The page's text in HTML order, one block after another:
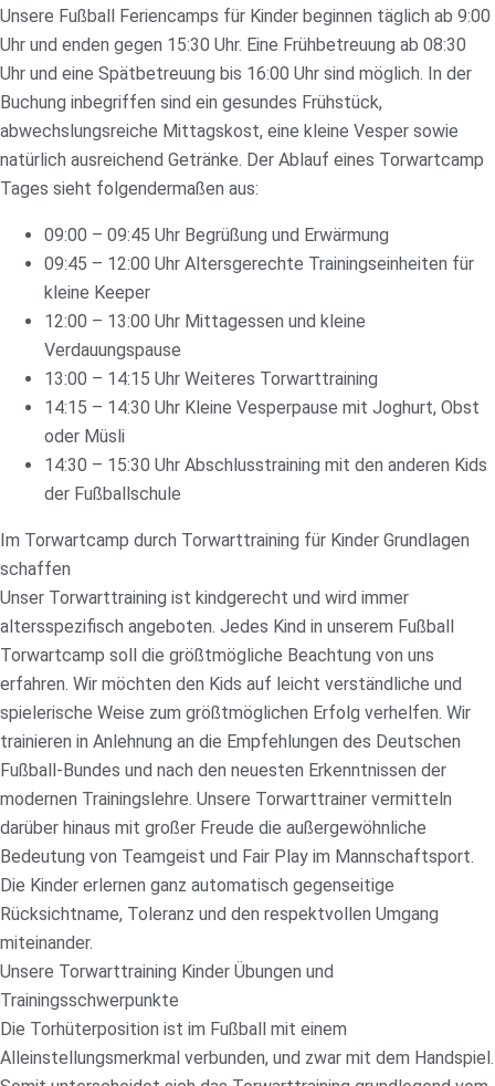
Unsere Fußball Feriencamps für Kinder beginnen täglich ab 9:00
Uhr und enden gegen 15:30 Uhr. Eine Frühbetreuung ab 08:30
Uhr und eine Spätbetreuung bis 16:00 Uhr sind möglich. In der
Buchung inbegriffen sind ein gesundes Frühstück,
abwechslungsreiche Mittagskost, eine kleine Vesper sowie
natürlich ausreichend Getränke. Der Ablauf eines Torwartcamp
Tages sieht folgendermaßen aus:
09:00 – 09:45 Uhr Begrüßung und Erwärmung
09:45 – 12:00 Uhr Altersgerechte Trainingseinheiten für
kleine Keeper
12:00 – 13:00 Uhr Mittagessen und kleine
Verdauungspause
13:00 – 14:15 Uhr Weiteres Torwarttraining
14:15 – 14:30 Uhr Kleine Vesperpause mit Joghurt, Obst
oder Müsli
14:30 – 15:30 Uhr Abschlusstraining mit den anderen Kids
der Fußballschule
Im Torwartcamp durch Torwarttraining für Kinder Grundlagen
schaffen
Unser Torwarttraining ist kindgerecht und wird immer
altersspezifisch angeboten. Jedes Kind in unserem Fußball
Torwartcamp soll die größtmögliche Beachtung von uns
erfahren. Wir möchten den Kids auf leicht verständliche und
spielerische Weise zum größtmöglichen Erfolg verhelfen. Wir
trainieren in Anlehnung an die Empfehlungen des Deutschen
Fußball-Bundes und nach den neuesten Erkenntnissen der
modernen Trainingslehre. Unsere Torwarttrainer vermitteln
darüber hinaus mit großer Freude die außergewöhnliche
Bedeutung von Teamgeist und Fair Play im Mannschaftsport.
Die Kinder erlernen ganz automatisch gegenseitige
Rücksichtname, Toleranz und den respektvollen Umgang
miteinander.
Unsere Torwarttraining Kinder Übungen und
Trainingsschwerpunkte
Die Torhüterposition ist im Fußball mit einem
Alleinstellungsmerkmal verbunden, und zwar mit dem Handspiel.